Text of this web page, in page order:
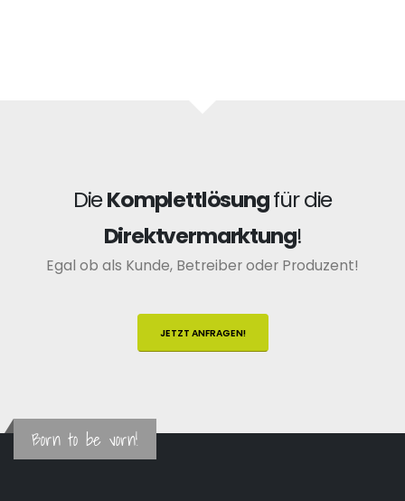
DieKomplettlösungfür die
Direktvermarktung!
Egal ob als Kunde, Betreiber oder Produzent!
JETZT ANFRAGEN!
Born to be vorn!